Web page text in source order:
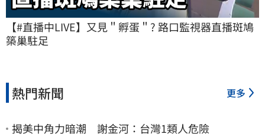
【#直播中LIVE】又見＂孵蛋＂? 路口監視器直播斑鳩
築巢駐足
熱門新聞 更多
揭美中角力暗潮 謝金河：台灣1類人危險